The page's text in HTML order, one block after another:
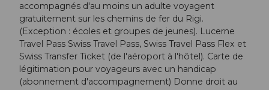
accompagnés d'au moins un adulte voyagent
gratuitement sur les chemins de fer du Rigi.
(Exception : écoles et groupes de jeunes). Lucerne
Travel Pass Swiss Travel Pass, Swiss Travel Pass Flex et
Swiss Transfer Ticket (de l'aéroport à l'hôtel). Carte de
légitimation pour voyageurs avec un handicap
(abonnement d'accompagnement) Donne droit au